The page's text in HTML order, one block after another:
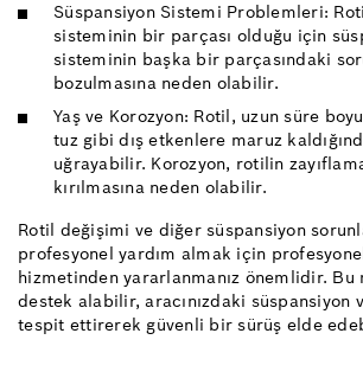
Süspansiyon Sistemi Problemleri:
sisteminin bir parçası olduğu için
sisteminin başka bir parçasındaki
bozulmasına neden olabilir.
Yaş ve Korozyon: Rotil, uzun süre
tuz gibi dış etkenlere maruz
uğrayabilir. Korozyon, rotilin
kırılmasına neden olabilir.
Rotil değişimi ve diğer süspansiyon
profesyonel yardım almak için
hizmetinden yararlanmanız önemlidir. Bu
destek alabilir, aracınızdaki süspansiyon
tespit ettirerek güvenli bir sürüş elde